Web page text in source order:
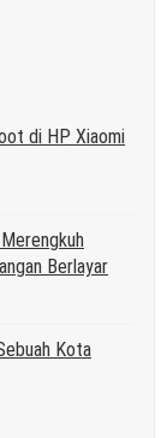
di HP Xiaomi
Berlayar
Kota